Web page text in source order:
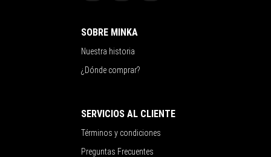
SOBRE MINKA
Nuestra historia
¿Dónde comprar?
SERVICIOS AL CLIENTE
Términos y condiciones
Preguntas Frecuentes